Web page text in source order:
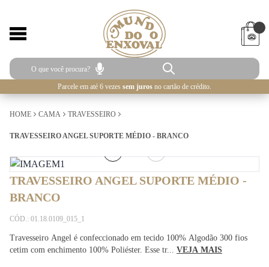
Parcele em até 6 vezes sem juros no cartão de crédito.
HOME CAMA TRAVESSEIRO
TRAVESSEIRO ANGEL SUPORTE MÉDIO - BRANCO
TRAVESSEIRO ANGEL SUPORTE MÉDIO -
BRANCO
CÓD.: 01.18.0109_015_1
Travesseiro Angel é confeccionado em tecido 100% Algodão 300 fios
cetim com enchimento 100% Poliéster. Esse tr... VEJA MAIS